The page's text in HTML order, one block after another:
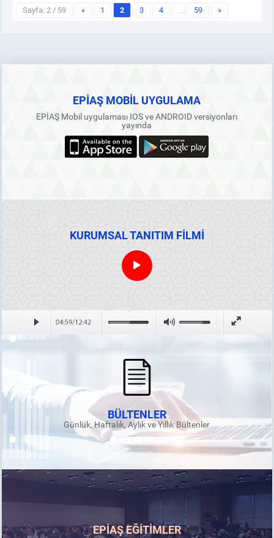
Sayfa: 2 / 59 « 1 2 3 4 … 59 »
EPİAŞ MOBİL UYGULAMA
EPİAŞ Mobil uygulaması IOS ve ANDROID versiyonları
yayında
KURUMSAL TANITIM FİLMİ
BÜLTENLER
Günlük, Haftalık, Aylık ve Yıllık Bültenler
EPİAŞ EĞİTİMLER